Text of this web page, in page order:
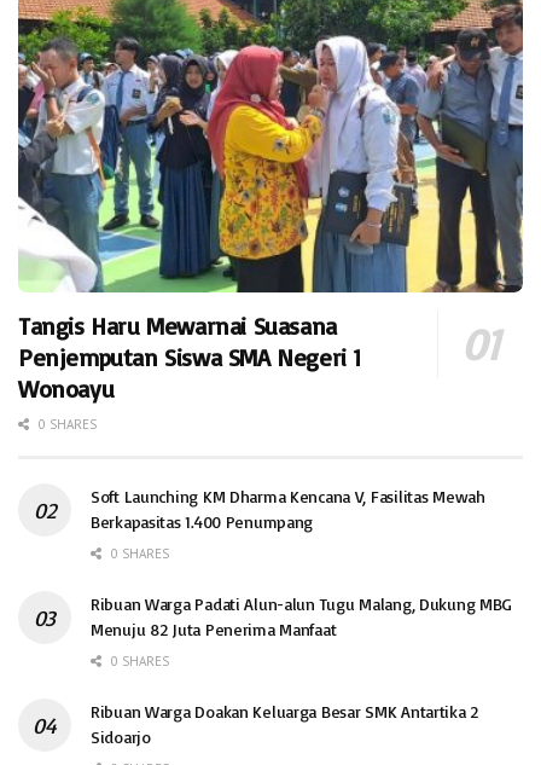
Tangis Haru Mewarnai Suasana
Penjemputan Siswa SMA Negeri 1
Wonoayu
0 SHARES
Soft Launching KM Dharma Kencana V, Fasilitas Mewah
Berkapasitas 1.400 Penumpang
0 SHARES
Ribuan Warga Padati Alun-alun Tugu Malang, Dukung MBG
Menuju 82 Juta Penerima Manfaat
0 SHARES
Ribuan Warga Doakan Keluarga Besar SMK Antartika 2
Sidoarjo